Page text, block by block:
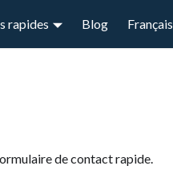
rapides Blog Français
de contact rapide.